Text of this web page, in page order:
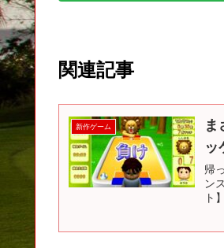
関連記事
新作ゲーム
ま
ッ
帰
ン
ト